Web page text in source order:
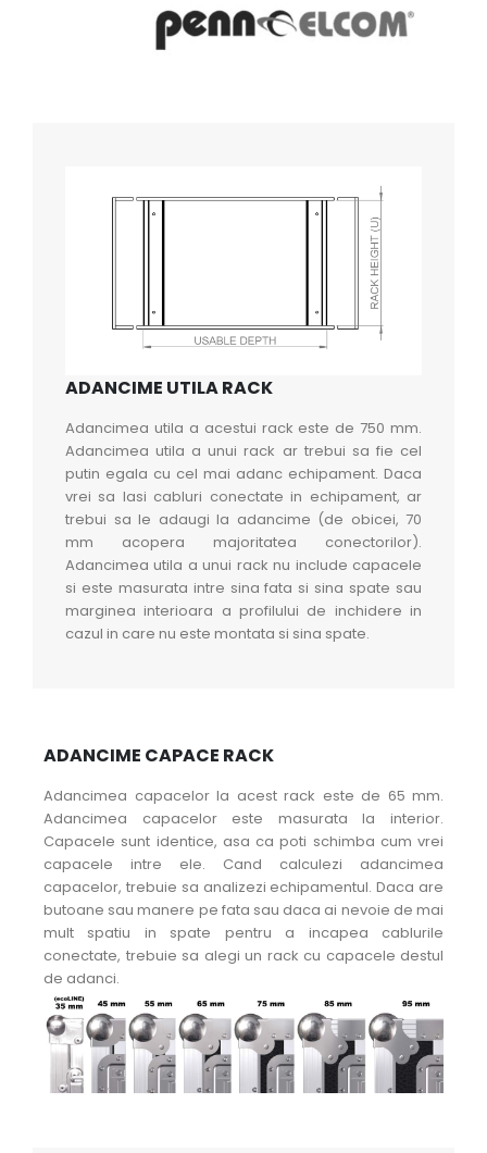
ADANCIME UTILA RACK
Adancimea utila a acestui rack este de 750 mm.
Adancimea utila a unui rack ar trebui sa fie cel
putin egala cu cel mai adanc echipament. Daca
vrei sa lasi cabluri conectate in echipament, ar
trebui sa le adaugi la adancime (de obicei, 70
mm acopera majoritatea conectorilor).
Adancimea utila a unui rack nu include capacele
si este masurata intre sina fata si sina spate sau
marginea interioara a profilului de inchidere in
cazul in care nu este montata si sina spate.
ADANCIME CAPACE RACK
Adancimea capacelor la acest rack este de 65 mm.
Adancimea capacelor este masurata la interior.
Capacele sunt identice, asa ca poti schimba cum vrei
capacele intre ele. Cand calculezi adancimea
capacelor, trebuie sa analizezi echipamentul. Daca are
butoane sau manere pe fata sau daca ai nevoie de mai
mult spatiu in spate pentru a incapea cablurile
conectate, trebuie sa alegi un rack cu capacele destul
de adanci.